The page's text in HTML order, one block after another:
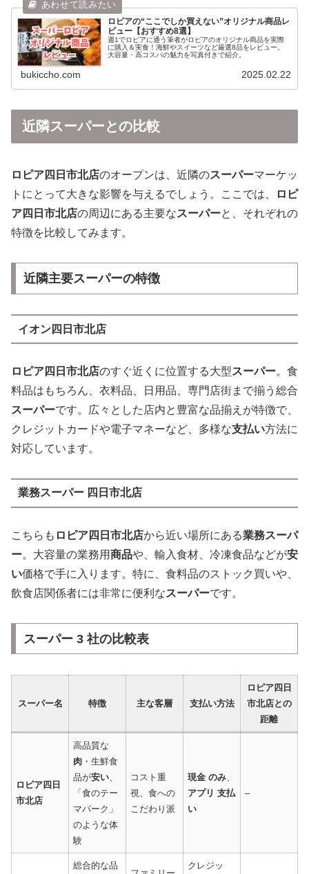
ロピアの“ここでしか買えない”オリジナル商品レ
ビュー【おすすめ8選】
週1でロピアに通う筆者がロピアのオリジナル商品を実際
に購入＆実食！海鮮やスイーツなど厳選8品をレビュー。
大容量・高コスパの魅力を写真付きで紹介。
bukiccho.com 2025.02.22
近隣スーパーとの比較
ロピア四日市北店のオープンは、近隣のスーパーマーケッ
トにとって大きな影響を与えるでしょう。ここでは、
ロピ
ア四日市北店の周辺にある主要なスーパーと、それぞれの
特徴を比較してみます。
近隣主要スーパーの特徴
イオン四日市北店
ロピア四日市北店のすぐ近くに位置する大型スーパー。食
料品はもちろん、衣料品、日用品、専門店街まで揃う総合
スーパーです。広々とした店内と豊富な品揃えが特徴で、
クレジットカードや電子マネーなど、多様な支払い方法に
対応しています。
業務スーパー 四日市北店
こちらも ロピア四日市北店から近い場所にある業務スーパ
ー。大容量の業務用商品や、輸入食材、冷凍食品などが安
い価格で手に入ります。特に、食料品のストック買いや、
飲食店関係者には非常に便利なスーパーです。
スーパー 3 社の比較表
スーパー名 特徴 主な客層 支払い方法
ロピア四日
市北店との
距離
ロピア四日
市北店
高品質な
肉 ・生鮮食
品が安い
「食のテー
マパーク」
のような体
験
コスト重
視、食への
こだわり派
現金 のみ
アプリ 支払
い
–
総合的な品
クレジッ